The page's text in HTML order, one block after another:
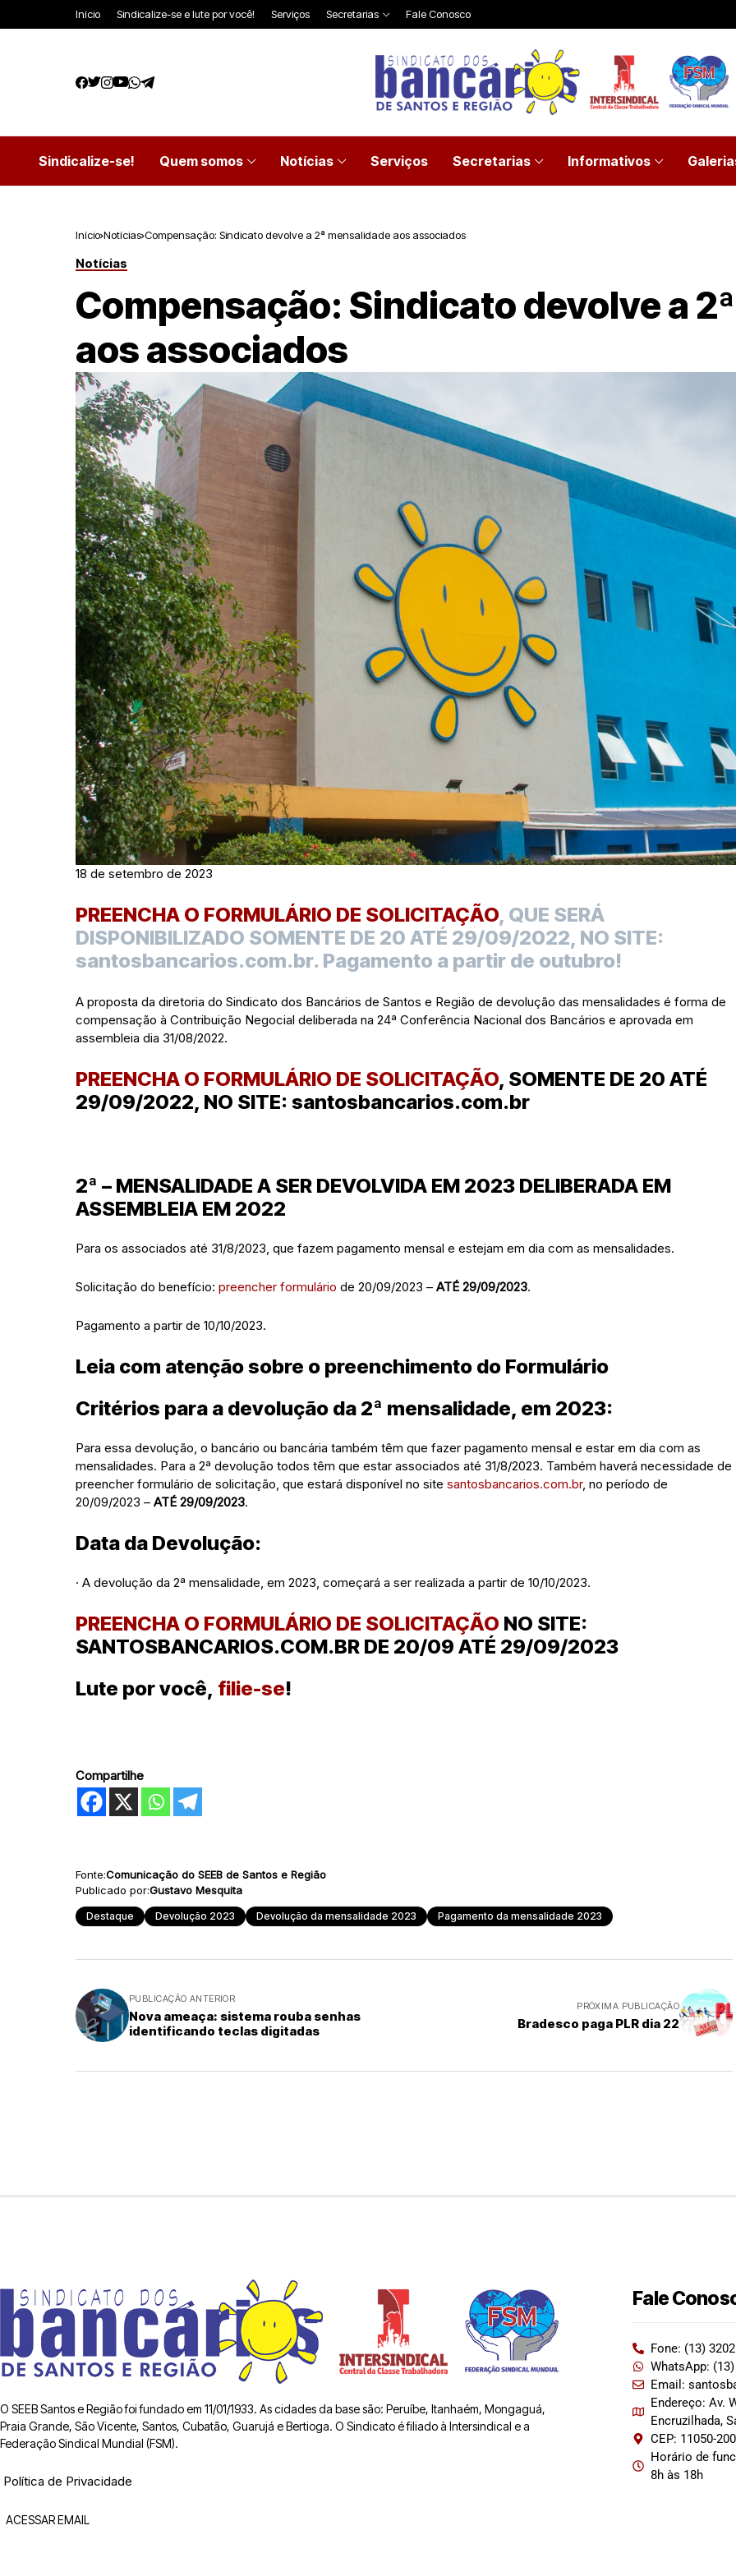
Início Sindicalize-se e lute por você! Serviços Secretarias Fale Conosco
Sindicalize-se! Quem somos Notícias Serviços Secretarias Informativos
Início Notícias Compensação: Sindicato devolve a 2ª mensalidade aos associados
Notícias
Compensação: Sindicato devolve a
aos associados
18 de setembro de 2023
PREENCHA O FORMULÁRIO DE SOLICITAÇÃO, QUE SERÁ
DISPONIBILIZADO SOMENTE DE 20 ATÉ 29/09/2022, NO SITE:
santosbancarios.com.br. Pagamento a partir de outubro!
A proposta da diretoria do Sindicato dos Bancários de Santos e Região de devolução das mensalidades é forma de
compensação à Contribuição Negocial deliberada na 24ª Conferência Nacional dos Bancários e aprovada em
assembleia dia 31/08/2022.
PREENCHA O FORMULÁRIO DE SOLICITAÇÃO, SOMENTE DE 20 ATÉ
29/09/2022, NO SITE: santosbancarios.com.br
2ª – MENSALIDADE A SER DEVOLVIDA EM 2023 DELIBERADA EM
ASSEMBLEIA EM 2022
Para os associados até 31/8/2023, que fazem pagamento mensal e estejam em dia com as mensalidades.
Solicitação do benefício: preencher formulário de 20/09/2023 – ATÉ 29/09/2023.
Pagamento a partir de 10/10/2023.
Leia com atenção sobre o preenchimento do Formulário
Critérios para a devolução da 2ª mensalidade, em 2023:
Para essa devolução, o bancário ou bancária também têm que fazer pagamento mensal e estar em dia com as
mensalidades. Para a 2ª devolução todos têm que estar associados até 31/8/2023. Também haverá necessidade de
preencher formulário de solicitação, que estará disponível no site santosbancarios.com.br, no período de
20/09/2023 – ATÉ 29/09/2023.
Data da Devolução:
· A devolução da 2ª mensalidade, em 2023, começará a ser realizada a partir de 10/10/2023.
PREENCHA O FORMULÁRIO DE SOLICITAÇÃO NO SITE:
SANTOSBANCARIOS.COM.BR DE 20/09 ATÉ 29/09/2023
Lute por você, filie-se!
Compartilhe
Fonte:Comunicação do SEEB de Santos e Região
Publicado por:Gustavo Mesquita
Destaque Devolução 2023 Devolução da mensalidade 2023 Pagamento da mensalidade 2023
PUBLICAÇÃO ANTERIOR
Nova ameaça: sistema rouba senhas
identificando teclas digitadas
PRÓXIMA PUBLICAÇÃO
Bradesco paga PLR dia 22
O SEEB Santos e Região foi fundado em 11/01/1933. As cidades da base são: Peruíbe, Itanhaém, Mongaguá,
Praia Grande, São Vicente, Santos, Cubatão, Guarujá e Bertioga. O Sindicato é filiado à Intersindical e a
Federação Sindical Mundial (FSM).
Política de Privacidade
ACESSAR EMAIL
Fale
Fone: (13)
WhatsApp:
Email:
Endereço: Av.
Encruzilhada,
CEP: 11050-200
Horário de
8h às 18h